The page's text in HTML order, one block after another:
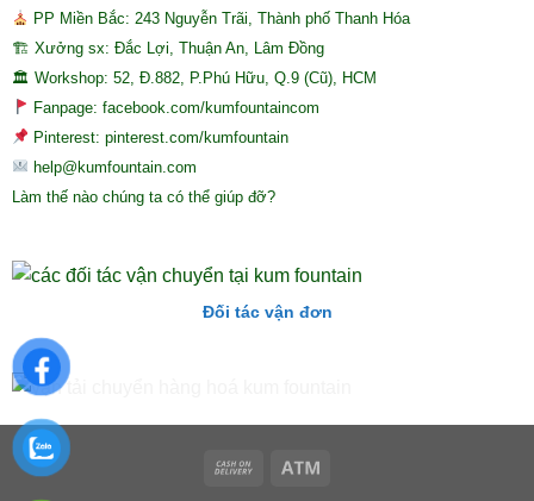
PP Miền Bắc: 243 Nguyễn Trãi, Thành phố Thanh Hóa
🏗 Xưởng sx: Đắc Lợi, Thuận An, Lâm Đồng
🏛 Workshop: 52, Đ.882, P.Phú Hữu, Q.9 (Cũ), HCM
Fanpage: facebook.com/kumfountaincom
Pinterest: pinterest.com/kumfountain
help@kumfountain.com
Làm thế nào chúng ta có thể giúp đỡ?
Đối tác vận đơn